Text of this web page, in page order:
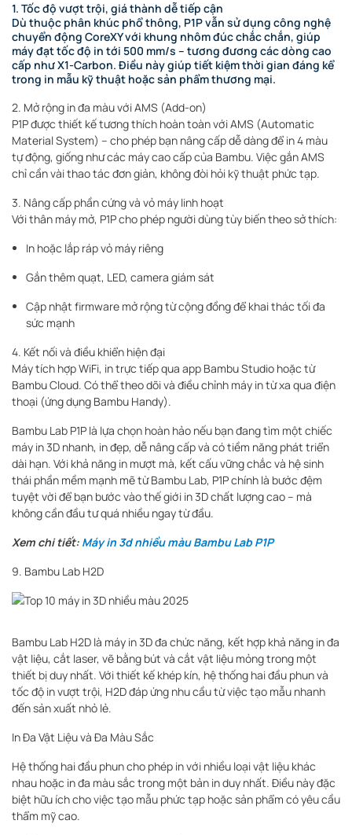
1. Tốc độ vượt trội, giá thành dễ tiếp cận
Dù thuộc phân khúc phổ thông, P1P vẫn sử dụng công nghệ
chuyển động CoreXY với khung nhôm đúc chắc chắn, giúp
máy đạt tốc độ in tới 500 mm/s – tương đương các dòng cao
cấp như X1-Carbon. Điều này giúp tiết kiệm thời gian đáng kể
trong in mẫu kỹ thuật hoặc sản phẩm thương mại.
2. Mở rộng in đa màu với AMS (Add-on)
P1P được thiết kế tương thích hoàn toàn với AMS (Automatic
Material System) – cho phép bạn nâng cấp dễ dàng để in 4 màu
tự động, giống như các máy cao cấp của Bambu. Việc gắn AMS
chỉ cần vài thao tác đơn giản, không đòi hỏi kỹ thuật phức tạp.
3. Nâng cấp phần cứng và vỏ máy linh hoạt
Với thân máy mở, P1P cho phép người dùng tùy biến theo sở thích:
In hoặc lắp ráp vỏ máy riêng
Gắn thêm quạt, LED, camera giám sát
Cập nhật firmware mở rộng từ cộng đồng để khai thác tối đa
sức mạnh
4. Kết nối và điều khiển hiện đại
Máy tích hợp WiFi, in trực tiếp qua app Bambu Studio hoặc từ
Bambu Cloud. Có thể theo dõi và điều chỉnh máy in từ xa qua điện
thoại (ứng dụng Bambu Handy).
Bambu Lab P1P là lựa chọn hoàn hảo nếu bạn đang tìm một chiếc
máy in 3D nhanh, in đẹp, dễ nâng cấp và có tiềm năng phát triển
dài hạn. Với khả năng in mượt mà, kết cấu vững chắc và hệ sinh
thái phần mềm mạnh mẽ từ Bambu Lab, P1P chính là bước đệm
tuyệt vời để bạn bước vào thế giới in 3D chất lượng cao – mà
không cần đầu tư quá nhiều ngay từ đầu.
Xem chi tiết: Máy in 3d nhiều màu Bambu Lab P1P
9. Bambu Lab H2D
Bambu Lab H2D là máy in 3D đa chức năng, kết hợp khả năng in đa
vật liệu, cắt laser, vẽ bằng bút và cắt vật liệu mỏng trong một
thiết bị duy nhất. Với thiết kế khép kín, hệ thống hai đầu phun và
tốc độ in vượt trội, H2D đáp ứng nhu cầu từ việc tạo mẫu nhanh
đến sản xuất nhỏ lẻ.
In Đa Vật Liệu và Đa Màu Sắc
Hệ thống hai đầu phun cho phép in với nhiều loại vật liệu khác
nhau hoặc in đa màu sắc trong một bản in duy nhất. Điều này đặc
biệt hữu ích cho việc tạo mẫu phức tạp hoặc sản phẩm có yêu cầu
thẩm mỹ cao.